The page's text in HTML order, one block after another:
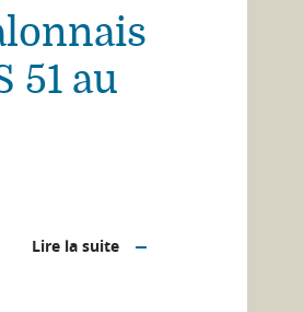
51 au
Lire la suite